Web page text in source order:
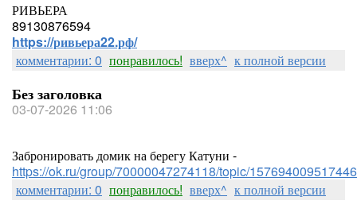
РИВЬЕРА
89130876594
https://ривьера22.рф/
комментарии: 0 понравилось! вверх^ к полной версии
Без заголовка
03-07-2026 11:06
Забронировать домик на берегу Катуни -
https://ok.ru/group/70000047274118/topic/157694009517446
комментарии: 0 понравилось! вверх^ к полной версии